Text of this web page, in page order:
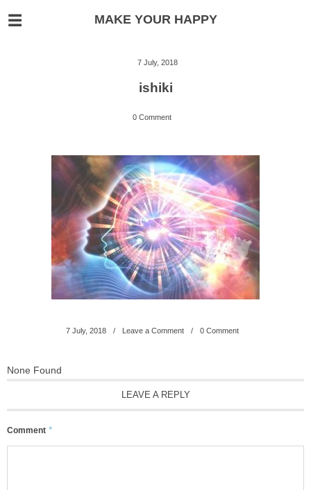
MAKE YOUR HAPPY
7 July, 2018
ishiki
0 Comment
7 July, 2018 Leave a Comment 0 Comment
None Found
LEAVE A REPLY
Comment *